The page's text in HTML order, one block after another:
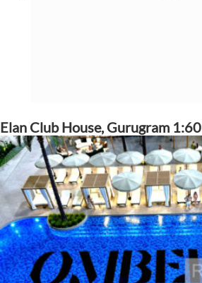
Elan Club House, Gurugram 1:60